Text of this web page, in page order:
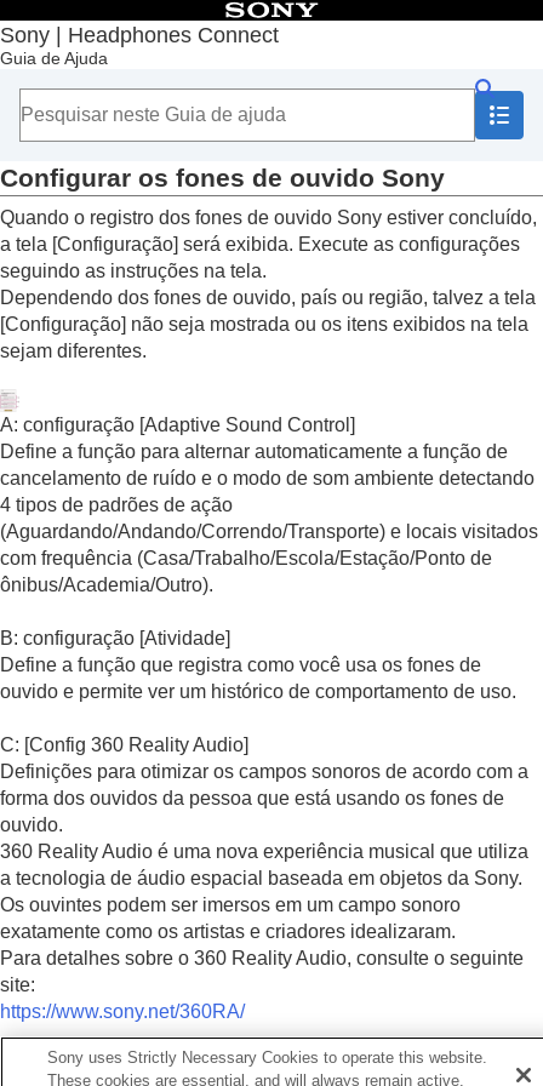
Sony | Headphones Connect
Guia de Ajuda
Índice
Início
Introdução
Lista de dispositivos compatíveis
Instalação do “Sony | Headphones Connect”
Registrar fones de ouvido Sony
Configurar os fones de ouvido Sony
Como usar
Informações importantes
Solução de problemas
Acessibilidade
Configurar os fones de ouvido Sony
Quando o registro dos fones de ouvido Sony estiver concluído,
a tela [Configuração] será exibida. Execute as configurações
seguindo as instruções na tela.
Dependendo dos fones de ouvido, país ou região, talvez a tela
[Configuração] não seja mostrada ou os itens exibidos na tela
sejam diferentes.
A: configuração [Adaptive Sound Control ]
Define a função para alternar automaticamente a função de
cancelamento de ruído e o modo de som ambiente detectando
4 tipos de padrões de ação
(Aguardando/Andando/Correndo/Transporte) e locais visitados
com frequência (Casa/Trabalho/Escola/Estação/Ponto de
ônibus/Academia/Outro).
B: configuração [Atividade]
Define a função que registra como você usa os fones de
ouvido e permite ver um histórico de comportamento de uso.
C: [Config 360 Reality Audio]
Definições para otimizar os campos sonoros de acordo com a
forma dos ouvidos da pessoa que está usando os fones de
ouvido.
360 Reality Audio é uma nova experiência musical que utiliza
a tecnologia de áudio espacial baseada em objetos da Sony.
Os ouvintes podem ser imersos em um campo sonoro
exatamente como os artistas e criadores idealizaram.
Para detalhes sobre o 360 Reality Audio, consulte o seguinte
site:
https://www.sony.net/360RA/
Sony uses Strictly Necessary Cookies to operate this website.
These cookies are essential, and will always remain active.